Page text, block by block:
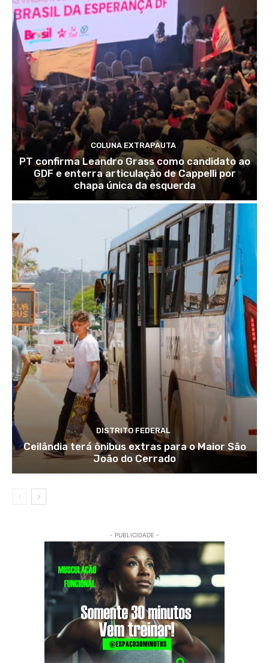
COLUNA EXTRAPAUTA
PT confirma Leandro Grass como candidato ao
GDF e enterra articulação de Cappelli por
chapa única da esquerda
DISTRITO FEDERAL
Ceilândia terá ônibus extras para o Maior São
João do Cerrado
- PUBLICIDADE -